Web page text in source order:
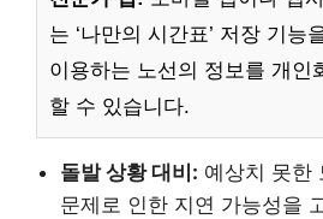
는 ‘나만의 시간표’ 저장 기능
이용하는 노선의 정보를 개인
할 수 있습니다.
돌발 상황 대비: 예상치 못한
문제로 인한 지연 가능성을